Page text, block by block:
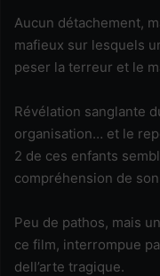
Aucun détachement,
mafieux sur lesquels
peser la terreur et le
Révélation sanglante
organisation… et le
2 de ces enfants
compréhension de
Peu de pathos, mais
ce film, interrompue
dell’arte tragique.